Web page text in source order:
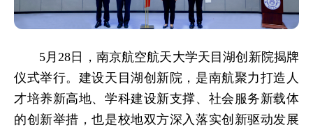
5月28日，南京航空航天大学天目湖创新院揭牌
仪式举行。建设天目湖创新院，是南航聚力打造人
才培养新高地、学科建设新支撑、社会服务新载体
的创新举措，也是校地双方深入落实创新驱动发展